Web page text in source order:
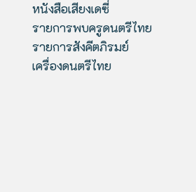
หนังสือเสียงเดซี่
รายการพบครูดนตรีไทย
รายการสังคีตภิรมย์
เครื่องดนตรีไทย